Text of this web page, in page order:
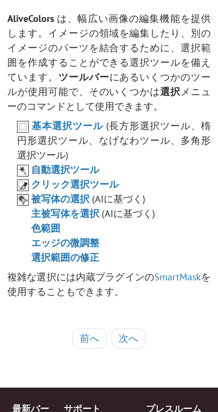
反転による調整
色相/彩度の調整
明るさ/コントラストの調整
カーブでの調整
レベル補正
画像のサイズ変更
ニューラル フィルター (AI)
インストール方法 (Win)
インストール方法 (Mac)
詳細なブラシ設定
手のひらツール
ズームツール
プリセット
バレンタインデーカード
ポップアートの人物画
ポラロイド写真のコラージュ
本棚:デスクトップの壁紙作成
モザイク効果
水滴
輪郭線の効果
ビンテージ写真の効果
古い写真の効果
ぼけ味効果
階調の調整
目の色を変更する方法
人物画の編集 : 眼鏡を除去
口紅の色を選択
古い写真の修復
AliveColors は、幅広い画像の編集機能を提供
します。イメージの領域を編集したり、別の
イメージのパーツを結合するために、選択範
囲を作成することができる選択ツールを備え
ています。 ツールバーにあるいくつかのツー
ルが使用可能で、そのいくつかは選択メニュ
ーのコマンドとして使用できます。
基本選択ツール(長方形選択ツール、楕
円形選択ツール、なげなわツール、多角形
選択ツール)
自動選択ツール
クリック選択ツール
被写体の選択(AIに基づく)
主被写体を選択(AIに基づく)
色範囲
エッジの微調整
選択範囲の修正
複雑な選択には内蔵プラグインのSmartMaskを
使用することもできます。
前へ 次へ
最新バー サポート プレスルーム